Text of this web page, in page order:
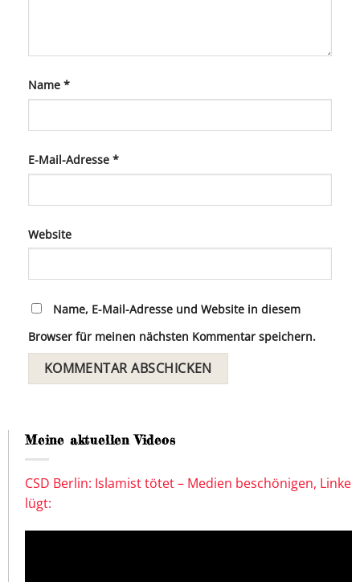
Name *
E-Mail-Adresse *
Website
Name, E-Mail-Adresse und Website in diesem
Browser für meinen nächsten Kommentar speichern.
Meine aktuellen Videos
CSD Berlin: Islamist tötet – Medien beschönigen, Linke
lügt: